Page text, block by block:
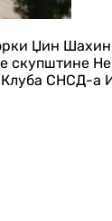
Џин